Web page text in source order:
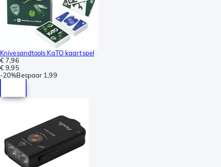
Knivesandtools KaTO kaartspel
€ 7,96
€ 9,95
-20%Bespaar 1,99